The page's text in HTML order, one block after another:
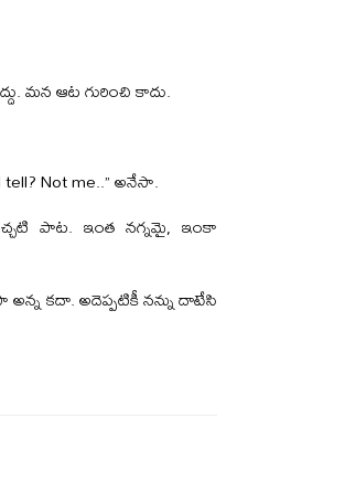
మన ఆట గురించి కాదు.
Not me..” అనేసా.
పాట. ఇంత నగ్నమై, ఇంకా
అన్న కదా. అదెప్పటికీ నన్ను దాటేసి